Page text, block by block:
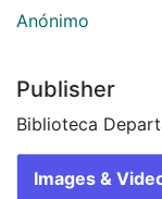
Anónimo
Publisher
Biblioteca
Images &